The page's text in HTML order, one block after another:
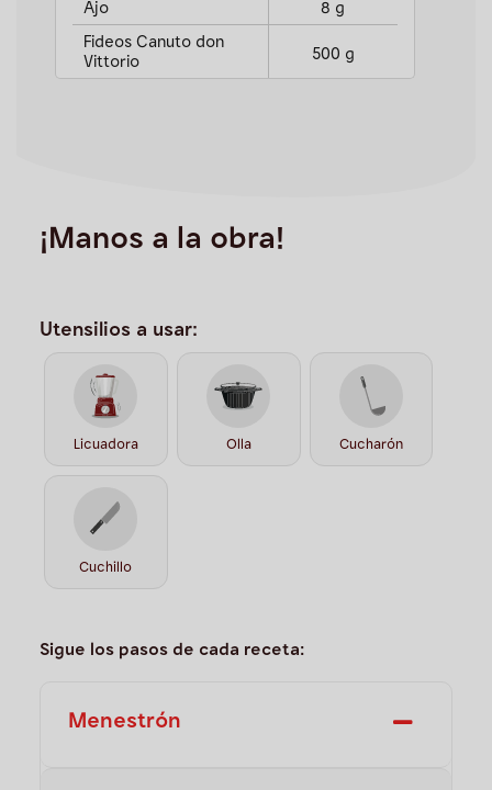
Ajo 8 g
Fideos Canuto don
Vittorio
500 g
¡Manos a la obra!
Utensilios a usar:
Licuadora Olla Cucharón
Cuchillo
Sigue los pasos de cada receta:
Menestrón